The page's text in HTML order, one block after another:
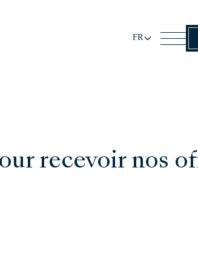
FR
recevoir nos